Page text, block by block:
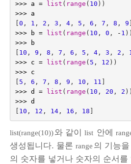
>>> a = list ( range ( 10 ))
>>>
a
[0 , 1 , 2 , 3 , 4, 5 , 6 , 7 , 8 , 9 ]
>>>
b = list ( range ( 10 , 0 , - 1 ))
>>>
b
[ 10 , 9 , 8 , 7 , 6 , 5 , 4, 3 , 2 , 1
>>>
c = list ( range ( 5 , 12 ))
>>>
c
[ 5 , 6 , 7 , 8 , 9 , 10 , 11 ]
>>> d = list ( range ( 10 , 20 , 2 ))
>>> d
[ 10 , 12 , 14, 16 , 18 ]
list(range(10))와 같이 list 안에
생성됩니다. 물론 range 의 기능
의 숫자를 넣거나 숫자의 순서